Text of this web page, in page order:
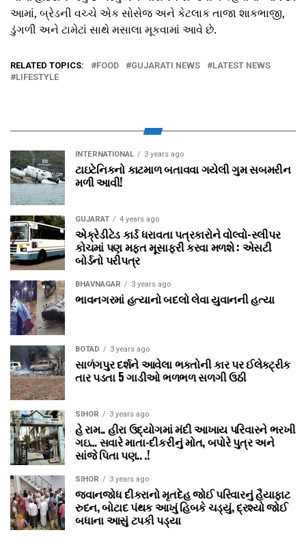
આમાં, બ્રેડની વચ્ચે એક સોસેજ અને કેટલાક તાજા શાકભાજી,
ડુંગળી અને ટામેટાં સાથે મસાલા મૂકવામાં આવે છે.
RELATED TOPICS: FOOD GUJARATI NEWS
LATEST NEWS
LIFESTYLE
INTERNATIONAL 3 years ago
ટાઇટેનિકનો કાટમાળ બતાવવા ગયેલી ગુમ સબમરીન
મળી આવી!
GUJARAT 4 years ago
એક્રેડીટેડ કાર્ડ ધરાવતા પત્રકારોને વોલ્‍વો-સ્‍લીપર
કોચમાં પણ મફત મૂસાફરી કરવા મળશે : એસટી
બોર્ડનો પરીપત્ર
BHAVNAGAR 3 years ago
ભાવનગરમાં હત્યાનો બદલો લેવા યુવાનની હત્યા
BOTAD 3 years ago
સાળંગપુર દર્શને આવેલા ભક્તોની કાર પર ઈલેક્ટ્રીક
તાર પડતા 5 ગાડીઓ ભળભળ સળગી ઉઠી
SIHOR 3 years ago
હે રામ.. હીરા ઉદ્યોગમાં મંદી આખાય પરિવારને ભરખી
ગઇ… સવારે માતા-દીકરીનું મોત, બપોરે પુત્ર અને
સાંજે પિતા પણ.. .!
SIHOR 3 years ago
જવાનજોધ દીકરાનો મૃતદેહ જોઈ પરિવારનું હૈયાફાટ
રુદન, બોટાદ પંથક આખું હિબકે ચડ્યું, દ્રશ્યો જોઈ
બધાના આસું ટપકી પડ્યા